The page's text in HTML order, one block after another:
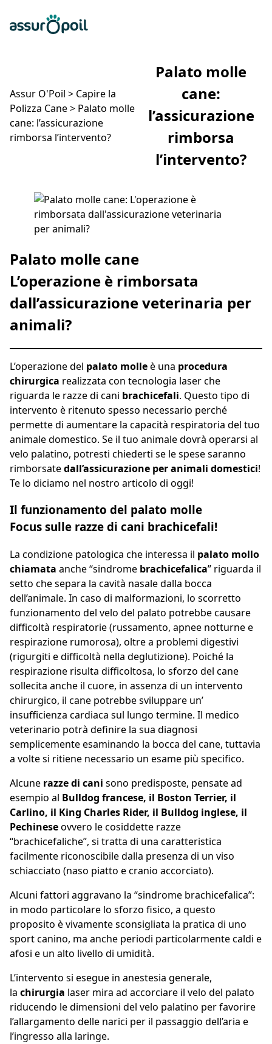
Assur O'Poil
Assur O'Poil > Capire la
Polizza Cane> Palato molle
cane: l’assicurazione
rimborsa l’intervento?
Palato molle
cane:
l’assicurazione
rimborsa
l’intervento?
Palato molle cane: l’assicurazione rimborsa l’intervento?
Palato molle cane
L’operazione è rimborsata
dall’assicurazione veterinaria per
animali?
L’operazione del palato molleè una procedura
chirurgica realizzata con tecnologia laser che
riguarda le razze di cani brachicefali. Questo tipo di
intervento è ritenuto spesso necessario perché
permette di aumentare la capacità respiratoria del tuo
animale domestico. Se il tuo animale dovrà operarsi al
velo palatino, potresti chiederti se le spese saranno
rimborsatedall’assicurazione per animali domestici!
Te lo diciamo nel nostro articolo di oggi!
Il funzionamento del palato molle
Focus sulle razze di cani brachicefali!
La condizione patologica che interessa il palato mollo
chiamata anche “sindrome brachicefalica” riguarda il
setto che separa la cavità nasale dalla bocca
dell’animale. In caso di malformazioni, lo scorretto
funzionamento del velo del palato potrebbe causare
difficoltà respiratorie (russamento, apnee notturne e
respirazione rumorosa), oltre a problemi digestivi
(rigurgiti e difficoltà nella deglutizione). Poiché la
respirazione risulta difficoltosa, lo sforzo del cane
sollecita anche il cuore, in assenza di un intervento
chirurgico, il cane potrebbe sviluppare un’
insufficienza cardiaca sul lungo termine. Il medico
veterinario potrà definire la sua diagnosi
semplicemente esaminando la bocca del cane, tuttavia
a volte si ritiene necessario un esame più specifico.
Alcune razze di cani sono predisposte, pensate ad
esempio al Bulldog francese, il Boston Terrier, il
Carlino, il King Charles Rider, il Bulldog inglese, il
Pechineseovvero le cosiddette razze
“brachicefaliche”, si tratta di una caratteristica
facilmente riconoscibile dalla presenza di un viso
schiacciato (naso piatto e cranio accorciato).
Alcuni fattori aggravano la “sindrome brachicefalica”:
in modo particolare lo sforzo fisico, a questo
proposito è vivamente sconsigliata la pratica di uno
sport canino, ma anche periodi particolarmente caldi e
afosi e un alto livello di umidità.
L’intervento si esegue in anestesia generale,
la chirurgia laser mira ad accorciare il velo del palato
riducendo le dimensioni del velo palatino per favorire
l’allargamento delle narici per il passaggio dell’aria e
l’ingresso alla laringe.